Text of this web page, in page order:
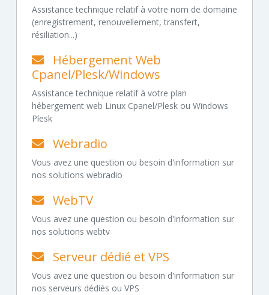
Assistance technique relatif à votre nom de domaine
(enregistrement, renouvellement, transfert,
résiliation...)
Hébergement Web
Cpanel/Plesk/Windows
Assistance technique relatif à votre plan
hébergement web Linux Cpanel/Plesk ou Windows
Plesk
Webradio
Vous avez une question ou besoin d'information sur
nos solutions webradio
WebTV
Vous avez une question ou besoin d'information sur
nos solutions webtv
Serveur dédié et VPS
Vous avez une question ou besoin d'information sur
nos serveurs dédiés ou VPS